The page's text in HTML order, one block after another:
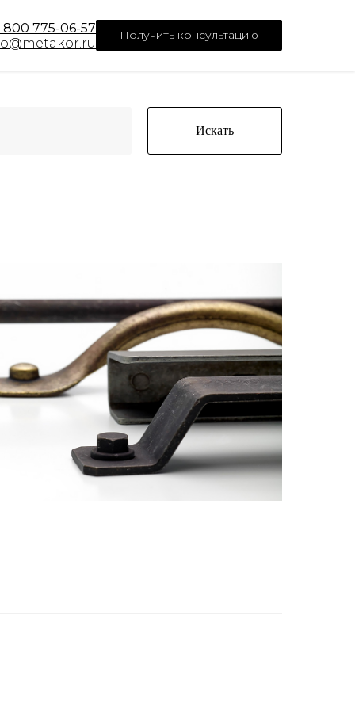
800 775-06-57
Получить консультацию
Искать